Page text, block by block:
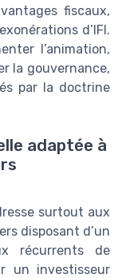
fiscaux,
d’IFI.
l’animation,
la gouvernance,
par la doctrine
adaptée à
surtout aux
disposant d’un
récurrents de
un investisseur